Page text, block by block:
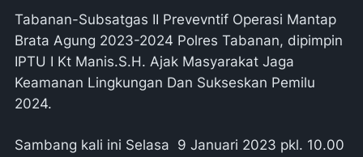
Tabanan-Subsatgas II Prevevntif Operasi Mantap
Brata Agung 2023-2024 Polres Tabanan, dipimpin
IPTU I Kt Manis.S.H. Ajak Masyarakat Jaga
Keamanan Lingkungan Dan Sukseskan Pemilu
2024.
Sambang kali ini Selasa 9 Januari 2023 pkl. 10.00